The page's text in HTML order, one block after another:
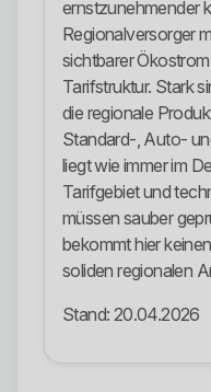
ernstzunehmender
Regionalversorger
sichtbarer
Tarifstruktur. Stark
die regionale
Standard-, Auto-
liegt wie immer im
Tarifgebiet und
müssen sauber
bekommt hier
soliden regionalen
Stand: 20.04.2026